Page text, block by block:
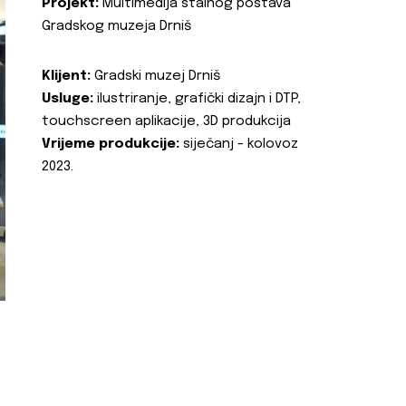
Projekt: Multimedija stalnog postava
Gradskog muzeja Drniš
Klijent: Gradski muzej Drniš
Usluge: ilustriranje, grafički dizajn i DTP,
touchscreen aplikacije, 3D produkcija
Vrijeme produkcije: siječanj - kolovoz
2023.